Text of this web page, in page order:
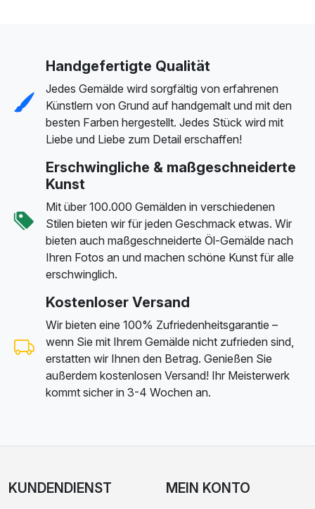
Handgefertigte Qualität
Jedes Gemälde wird sorgfältig von erfahrenen
Künstlern von Grund auf handgemalt und mit den
besten Farben hergestellt. Jedes Stück wird mit
Liebe und Liebe zum Detail erschaffen!
Erschwingliche & maßgeschneiderte
Kunst
Mit über 100.000 Gemälden in verschiedenen
Stilen bieten wir für jeden Geschmack etwas. Wir
bieten auch maßgeschneiderte Öl-Gemälde nach
Ihren Fotos an und machen schöne Kunst für alle
erschwinglich.
Kostenloser Versand
Wir bieten eine 100% Zufriedenheitsgarantie –
wenn Sie mit Ihrem Gemälde nicht zufrieden sind,
erstatten wir Ihnen den Betrag. Genießen Sie
außerdem kostenlosen Versand! Ihr Meisterwerk
kommt sicher in 3-4 Wochen an.
KUNDENDIENST MEIN KONTO